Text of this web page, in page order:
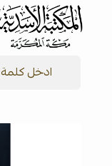
شركة